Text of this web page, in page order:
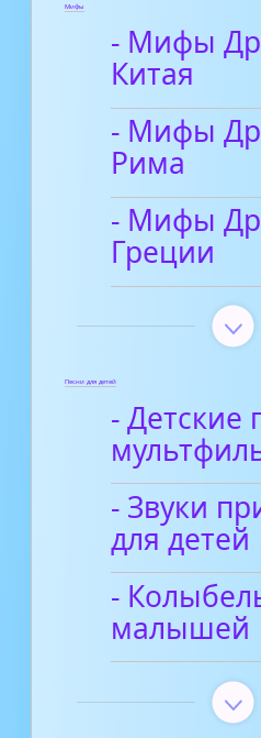
Мифы
- Мифы
Китая
- Мифы
Рима
- Мифы
Греции
Песни для детей
- Детские
- Звуки
для детей
-
малышей